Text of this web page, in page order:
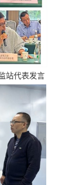
站代表发言